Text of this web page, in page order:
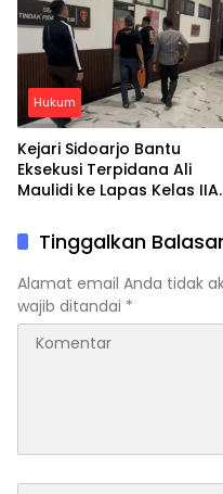
Hukum
Kejari Sidoarjo Bantu
Eksekusi Terpidana Ali
Maulidi ke Lapas Kelas IIA
Tinggalkan
Alamat email Anda tidak
wajib ditandai *